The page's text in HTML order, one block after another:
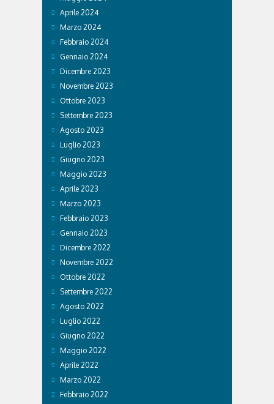
Aprile 2024
Marzo 2024
Febbraio 2024
Gennaio 2024
Dicembre 2023
Novembre 2023
Ottobre 2023
Settembre 2023
Agosto 2023
Luglio 2023
Giugno 2023
Maggio 2023
Aprile 2023
Marzo 2023
Febbraio 2023
Gennaio 2023
Dicembre 2022
Novembre 2022
Ottobre 2022
Settembre 2022
Agosto 2022
Luglio 2022
Giugno 2022
Maggio 2022
Aprile 2022
Marzo 2022
Febbraio 2022